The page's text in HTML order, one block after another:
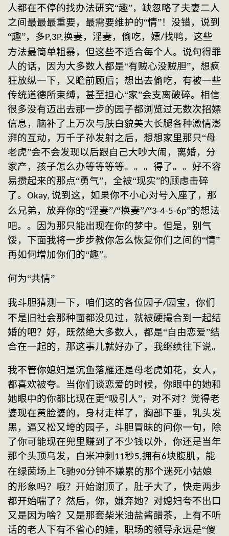
人都在不停的找办法研究“趣”，缺忽略了夫妻二人
之间最最最重要，最需要维护的“情”！没错，说到
“趣”，多P,3P,换妻，淫妻，偷吃，嫖/找鸭，这些
方法最简单粗暴，但这些不适合每个人。说句得罪
人的话，因为大多数人都是“有贼心没贼胆”，想疯
狂放纵一下，又瞻前顾后；想出去偷吃，有被一些
传统道德所束缚，甚至担心“家”会支离破碎。相信
很多没有迈出去那一步的园子都浏览过无数次招嫖
信息，脑补了上万次与肤白貌美大长腿各种激情澎
湃的互动，万千子孙发射之后，想想家里那只“母
老虎”会不会发现以后跟自己大吵大闹，离婚，分
家产，孩子怎么办等等等等。。。得了。。好不容
易攒起来的那点“勇气”，全被“现实”的顾虑击碎
了。 Okay, 说到这，如果你不小心对号入座了，那
么兄弟，放弃你的“淫妻”/“换妻”/“3-4-5-6p”的想法
吧。。因为那只能出现在你的梦中。但是，别气
馁，下面我将一步步教你怎么恢复你们之间的“情”
再如何增加你们的“趣”。
何为“共情”
我斗胆猜测一下，咱们这的各位园子/园宝，你们
不是旧社会那种面都没见过，就被硬撮合到一起结
婚的吧？好，既然绝大多数人，都是“自由恋爱”结
合在一起的，那这事儿就好办了，我继续往下说。
我不管你媳妇是沉鱼落雁还是母老虎如花，女人，
都喜欢被夸。当你们谈恋爱的时候，你眼中的她和
她眼中的你都比现在更“吸引人”，对不对？觉得老
婆现在黄脸婆的，身材走样了，胸部下垂，乳头发
黑，逼又松又垮的园子，斗胆冒昧的问你一句，除
了你可能现在兜里赚到了不少钱以外，你还是当年
那个头顶乌发，白米冲刺 11秒5,拥有6块腹肌，能
在绿茵场上飞驰90分钟不嫌累的那个迷死小姑娘
的形象吗？哦？开始谢顶了，肚子大了，快走两步
都开始喘了？然后，你，嫌弃她？对媳妇夸不出口
又是因为啥？又是那套柴米油盐酱醋茶，上有不听
话的老人下有不省心的娃，职场的领导永远是“傻